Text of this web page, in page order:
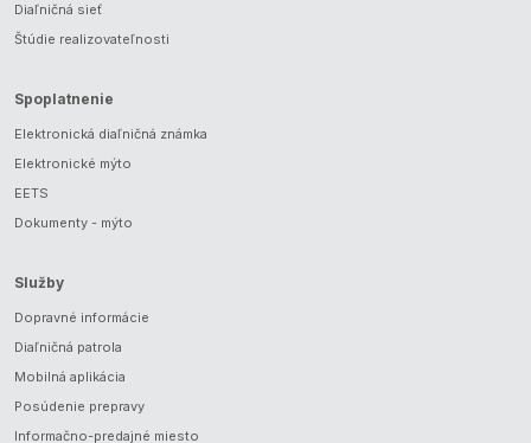
Diaľničná sieť
Štúdie realizovateľnosti
Spoplatnenie
Elektronická diaľničná známka
Elektronické mýto
EETS
Dokumenty - mýto
Služby
Dopravné informácie
Diaľničná patrola
Mobilná aplikácia
Posúdenie prepravy
Informačno-predajné miesto